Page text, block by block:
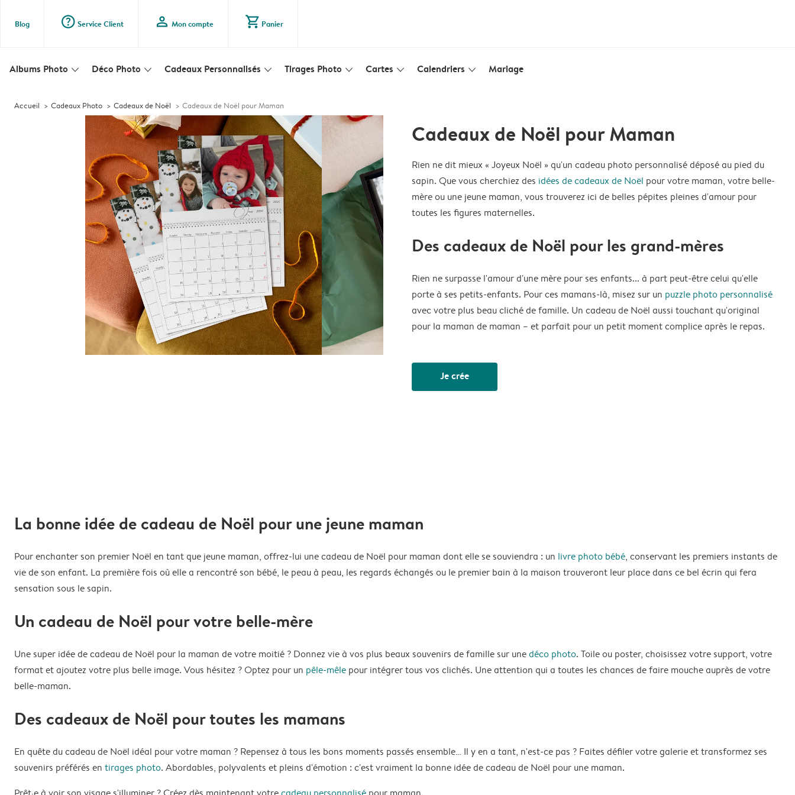
Blog question_mark_circle Service Client profile Mon compte shopping_cart Panier
Albums Photo slim_arrow_down Déco Photo slim_arrow_down Cadeaux Personnalisés slim_arrow_down Tirages Photo slim_arrow_down Cartes slim_arrow_down Calendriers slim_arrow_down Mariage
Accueil Cadeaux Photo Cadeaux de Noël Cadeaux de Noël pour Maman
Cadeaux de Noël pour Maman
Rien ne dit mieux « Joyeux Noël » qu'un cadeau photo personnalisé déposé au pied du
sapin. Que vous cherchiez des idées de cadeaux de Noël pour votre maman, votre belle-
mère ou une jeune maman, vous trouverez ici de belles pépites pleines d'amour pour
toutes les figures maternelles.
Des cadeaux de Noël pour les grand-mères
Rien ne surpasse l'amour d'une mère pour ses enfants... à part peut-être celui qu'elle
porte à ses petits-enfants. Pour ces mamans-là, misez sur un puzzle photo personnalisé
avec votre plus beau cliché de famille. Un cadeau de Noël aussi touchant qu'original
pour la maman de maman – et parfait pour un petit moment complice après le repas.
Je crée
La bonne idée de cadeau de Noël pour une jeune maman
Pour enchanter son premier Noël en tant que jeune maman, offrez-lui une cadeau de Noël pour maman dont elle se souviendra : un livre photo bébé, conservant les premiers instants de
vie de son enfant. La première fois où elle a rencontré son bébé, le peau à peau, les regards échangés ou le premier bain à la maison trouveront leur place dans ce bel écrin qui fera
sensation sous le sapin.
Un cadeau de Noël pour votre belle-mère
Une super idée de cadeau de Noël pour la maman de votre moitié ? Donnez vie à vos plus beaux souvenirs de famille sur unedéco photo. Toile ou poster, choisissez votre support, votre
format et ajoutez votre plus belle image. Vous hésitez ? Optez pour un pêle-mêle pour intégrer tous vos clichés. Une attention qui a toutes les chances de faire mouche auprès de votre
belle-maman.
Des cadeaux de Noël pour toutes les mamans
En quête du cadeau de Noël idéal pour votre maman ? Repensez à tous les bons moments passés ensemble… Il y en a tant, n'est-ce pas ? Faites défiler votre galerie et transformez ses
souvenirs préférés en tirages photo. Abordables, polyvalents et pleins d'émotion : c'est vraiment la bonne idée de cadeau de Noël pour une maman.